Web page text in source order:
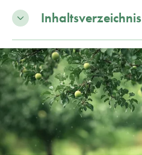
Inhaltsverzeichnis